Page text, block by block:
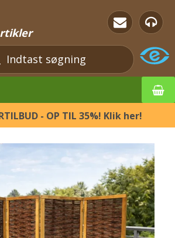
- OP TIL 35%! Klik her!